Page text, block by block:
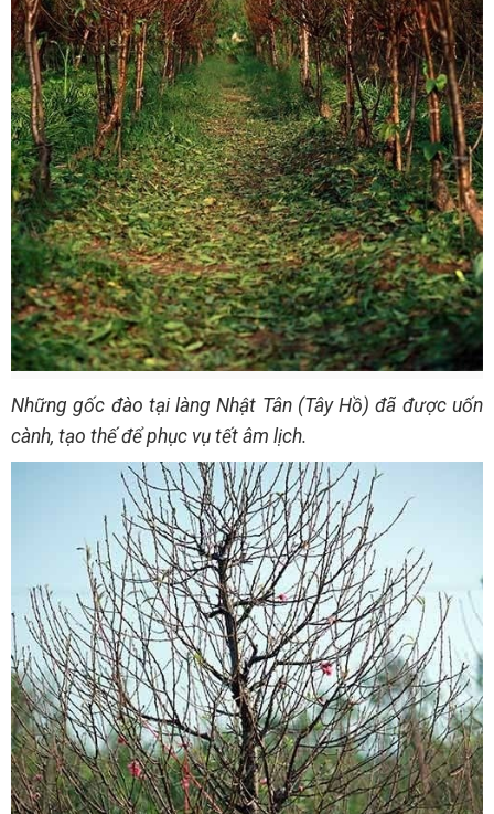
Những gốc đào tại làng Nhật Tân (Tây Hồ) đã được uốn
cành, tạo thế để phục vụ tết âm lịch.